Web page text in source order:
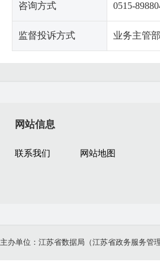
咨询方式 0515-
监督投诉方式 业务主管
网站信息
联系我们 网站地图
主办单位：江苏省数据局（江苏省政务服务管